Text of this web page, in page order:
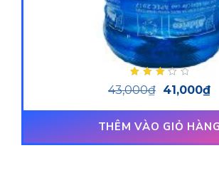
Được xếp
hạng3.00
43,000₫ 41,000₫
THÊM VÀO GIỎ HÀNG